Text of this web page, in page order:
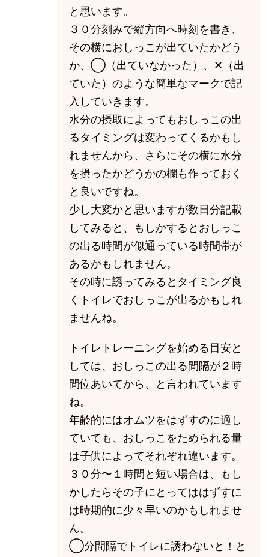
と思います。
３０分刻みで縦方向へ時刻を書き、
その横におしっこが出ていたかどう
か、◯（出ていなかった）、✕（出
ていた）のような簡単なマークで記
入していきます。
水分の摂取によってもおしっこの出
るタイミングは変わってくるかもし
れませんから、さらにその横に水分
を摂ったかどうかの欄も作っておく
と良いですね。
少し大変かと思いますが数日分記載
してみると、もしかするとおしっこ
の出る時間が似通っている時間帯が
あるかもしれません。
その時に誘ってみるとタイミング良
くトイレでおしっこが出るかもしれ
ませんね。
トイレトレーニングを始める目安と
しては、おしっこの出る間隔が２時
間位あいてから、と言われています
ね。
年齢的にはオムツをはずすのに適し
ていても、おしっこをためられる量
は子供によってそれぞれ違います。
３０分〜１時間と短い場合は、もし
かしたらその子にとってははずすに
は時期的に少々早いのかもしれませ
ん。
◯分間隔でトイレに誘わないと！と